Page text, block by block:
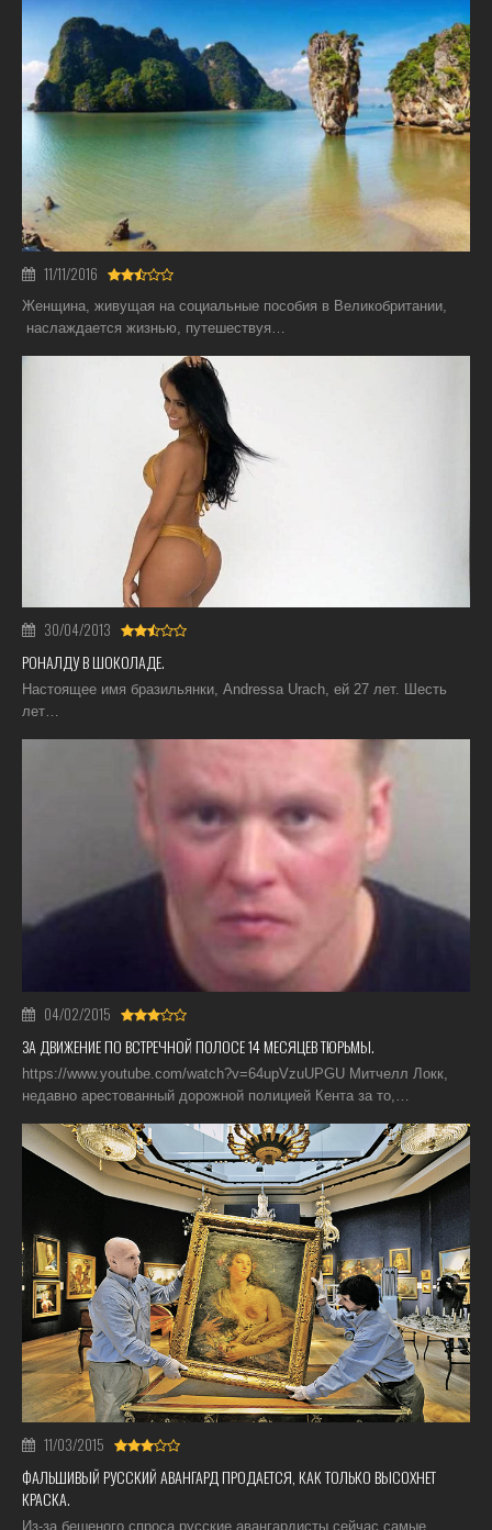
11/11/2016
Женщина, живущая на социальные пособия в Великобритании,
наслаждается жизнью, путешествуя…
30/04/2013
РОНАЛДУ В ШОКОЛАДЕ.
Настоящее имя бразильянки, Andressa Urach, ей 27 лет. Шесть
лет…
04/02/2015
ЗА ДВИЖЕНИЕ ПО ВСТРЕЧНОЙ ПОЛОСЕ 14 МЕСЯЦЕВ ТЮРЬМЫ.
https://www.youtube.com/watch?v=64upVzuUPGU Митчелл Локк,
недавно арестованный дорожной полицией Кента за то,…
11/03/2015
ФАЛЬШИВЫЙ РУССКИЙ АВАНГАРД ПРОДАЕТСЯ, КАК ТОЛЬКО ВЫСОХНЕТ
КРАСКА.
Из-за бешеного спроса русские авангардисты сейчас самые